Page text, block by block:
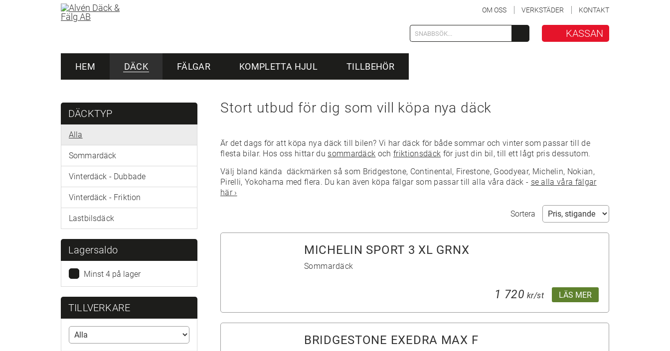
KONTAKT
VERKSTÄDER
OM OSS
KASSAN
HEM DÄCK FÄLGAR KOMPLETTA HJUL TILLBEHÖR
DÄCKTYP
Alla
Sommardäck
Vinterdäck - Dubbade
Vinterdäck - Friktion
Lastbilsdäck
Lagersaldo
Minst 4 på lager
TILLVERKARE
Stort utbud för dig som vill köpa nya däck
Är det dags för att köpa nya däck till bilen? Vi har däck för både sommar och vinter som passar till de
flesta bilar. Hos oss hittar du sommardäck ochfriktionsdäck för just din bil, till ett lågt pris dessutom.
Välj bland kända däckmärken så som Bridgestone, Continental, Firestone, Goodyear, Michelin, Nokian,
Pirelli, Yokohama med flera. Du kan även köpa fälgar som passar till alla våra däck - se alla våra fälgar
här ›
Sortera
MICHELIN SPORT 3 XL GRNX
Sommardäck
LÄS MER
1 720 kr/st
BRIDGESTONE EXEDRA MAX F